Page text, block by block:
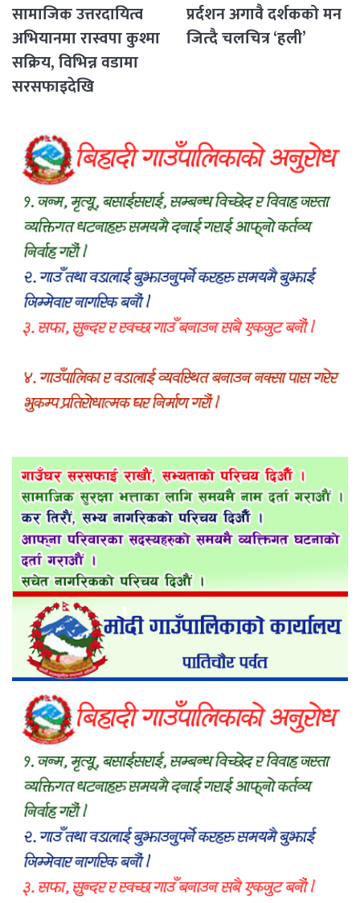
सामाजिक उत्तरदायित्व
अभियानमा रास्वपा कुश्मा
सक्रिय, विभिन्न वडामा
सरसफाइदेखि
प्रर्दशन अगावै दर्शकको मन
जित्दै चलचित्र ‘हली’